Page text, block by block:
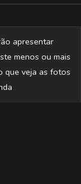
apresentar
menos ou mais
que veja as fotos